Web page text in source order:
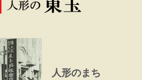
人形のまち